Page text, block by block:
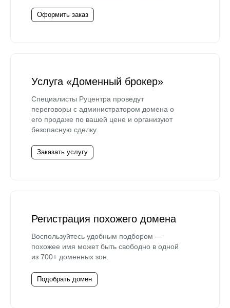
Оформить заказ
Услуга «Доменный брокер»
Специалисты Руцентра проведут
переговоры с администратором домена о
его продаже по вашей цене и организуют
безопасную сделку.
Заказать услугу
Регистрация похожего домена
Воспользуйтесь удобным подбором —
похожее имя может быть свободно в одной
из 700+ доменных зон.
Подобрать домен